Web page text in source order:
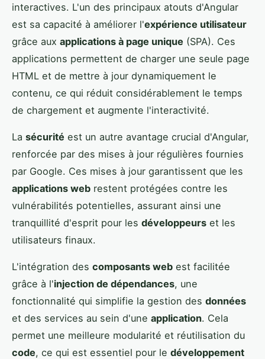
interactives. L'un des principaux atouts d'Angular
est sa capacité à améliorer l'expérience utilisateur
grâce aux applications à page unique (SPA). Ces
applications permettent de charger une seule page
HTML et de mettre à jour dynamiquement le
contenu, ce qui réduit considérablement le temps
de chargement et augmente l'interactivité.
La sécurité est un autre avantage crucial d'Angular,
renforcée par des mises à jour régulières fournies
par Google. Ces mises à jour garantissent que les
applications web restent protégées contre les
vulnérabilités potentielles, assurant ainsi une
tranquillité d'esprit pour les développeurs et les
utilisateurs finaux.
L'intégration des composants web est facilitée
grâce à l'injection de dépendances, une
fonctionnalité qui simplifie la gestion des données
et des services au sein d'une application. Cela
permet une meilleure modularité et réutilisation du
code, ce qui est essentiel pour le développement